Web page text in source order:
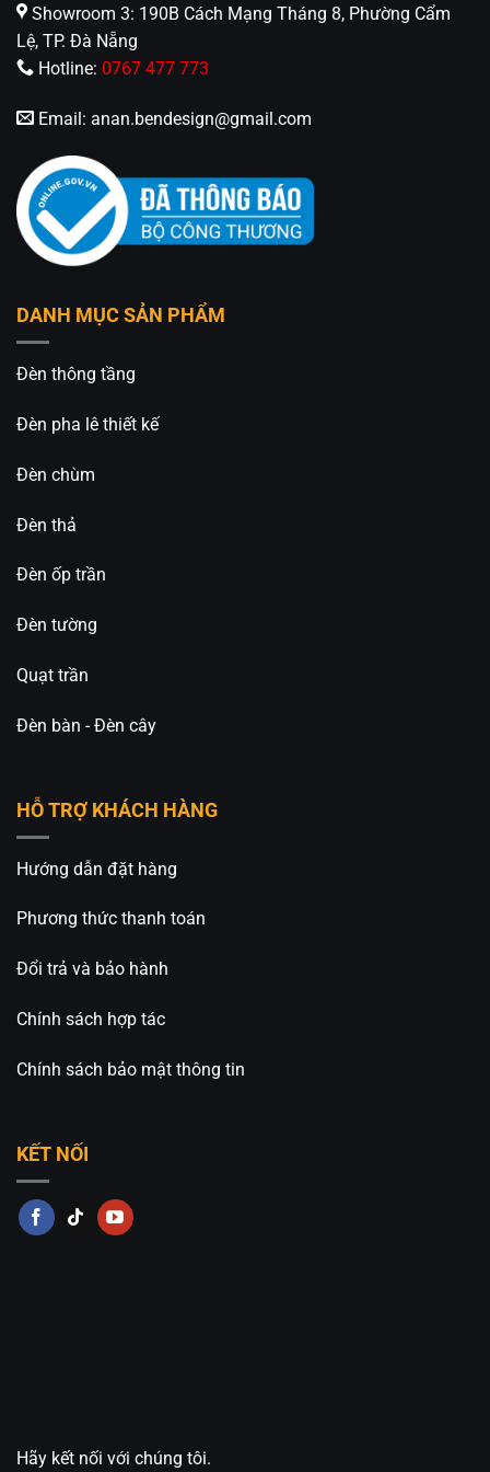
với nhân viên của An An Decor , chúng tôi sẽ tư vấn
thiết kế mẫu đèn cho bạn nhé!
An An Decor– Ánh sáng từ tâm hồn
412 Phạm Văn Đồng, P.11, Q.Bình Thạnh, Tp.Hồ
0826.227.227 – 0813.160.160 (zalo)
Showroom 3: 190B Cách Mạng Tháng 8, Phường Cẩm
Lệ, TP. Đà Nẵng
Hotline: 0767 477 773
Email: anan.bendesign@gmail.com
DANH MỤC SẢN PHẨM
Đèn thông tầng
Đèn pha lê thiết kế
Đèn chùm
Đèn thả
Đèn ốp trần
Đèn tường
Quạt trần
Đèn bàn - Đèn cây
HỖ TRỢ KHÁCH HÀNG
Hướng dẫn đặt hàng
Phương thức thanh toán
Đổi trả và bảo hành
Chính sách hợp tác
Chính sách bảo mật thông tin
KẾT NỐI
Hãy kết nối với chúng tôi.